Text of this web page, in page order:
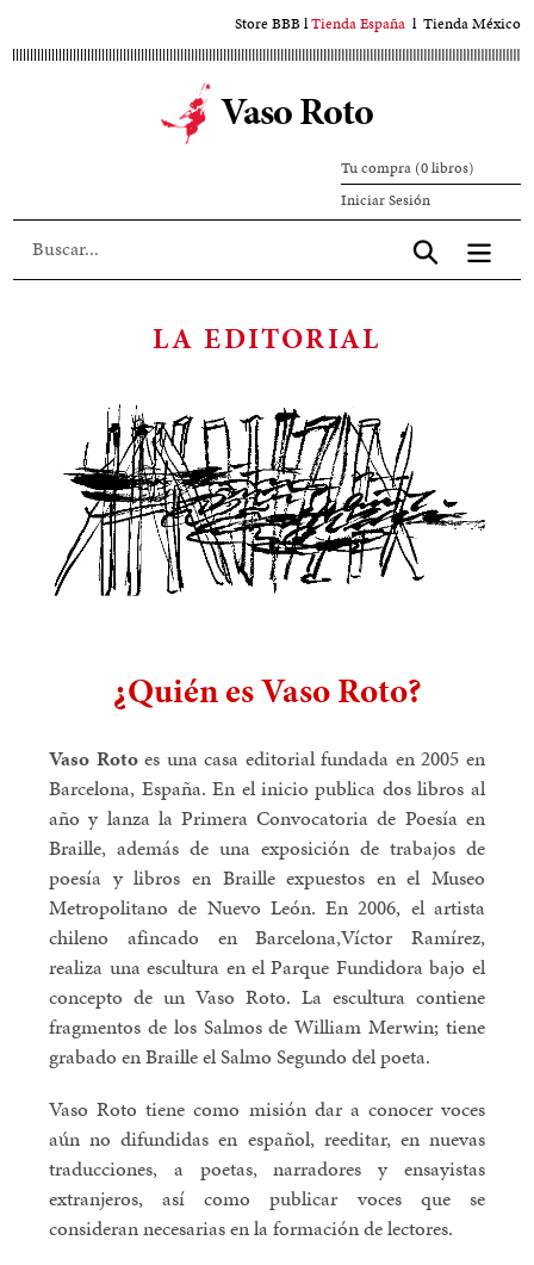
al
Store BBBlTienda España l Tienda México
Vaso Roto
Tu compra (0 libros)
Iniciar SesiónIniciar
sesión
Aceptar
LA EDITORIAL
¿Quién es Vaso Roto?
Vaso Rotoes una casa editorial fundada en 2005 en
Barcelona, España. En el inicio publica dos libros al
año y lanza la Primera Convocatoria de Poesía en
Braille, además de una exposición de trabajos de
poesía y libros en Braille expuestos en el Museo
Metropolitano de Nuevo León. En 2006, el artista
chileno afincado en Barcelona,Víctor Ramírez,
realiza una escultura en el Parque Fundidora bajo el
concepto de un Vaso Roto. La escultura contiene
fragmentos de los Salmos de William Merwin; tiene
grabado en Braille el Salmo Segundo del poeta.
Vaso Roto tiene como misión dar a conocer voces
aún no difundidas en español, reeditar, en nuevas
traducciones, a poetas, narradores y ensayistas
extranjeros, así como publicar voces que se
consideran necesarias en la formación de lectores.